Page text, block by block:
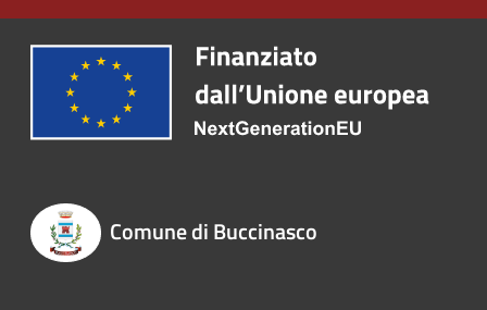
Comune di Buccinasco